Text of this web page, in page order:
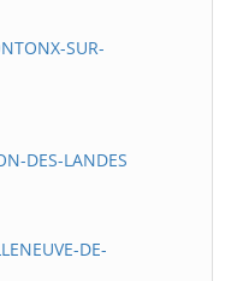
SUR-
DES-LANDES
DE-